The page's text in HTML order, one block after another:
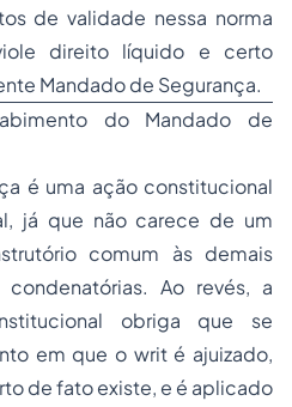
de validade nessa norma
direito líquido e certo
Mandado de Segurança.
do Mandado de
é uma ação constitucional
já que não carece de um
comum às demais
Ao revés, a
obriga que se
em que o writé ajuizado,
de fato existe, e é aplicado